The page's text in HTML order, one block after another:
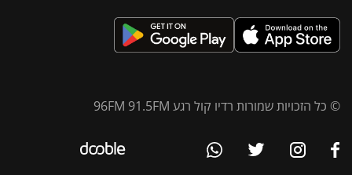
© כל הזכויות שמורות רדיו קול רגע 96FM 91.5FM